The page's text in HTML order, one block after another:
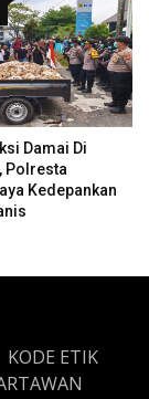
Damai Di
Polresta
Kedepankan
KODE ETIK